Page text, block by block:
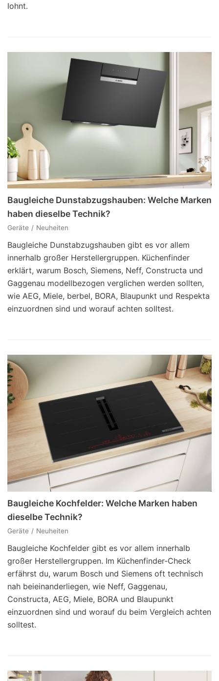
lohnt.
Baugleiche Dunstabzugshauben: Welche Marken
haben dieselbe Technik?
Geräte Neuheiten
Baugleiche Dunstabzugshauben gibt es vor allem
innerhalb großer Herstellergruppen. Küchenfinder
erklärt, warum Bosch, Siemens, Neff, Constructa und
Gaggenau modellbezogen verglichen werden sollten,
wie AEG, Miele, berbel, BORA, Blaupunkt und Respekta
einzuordnen sind und worauf achten solltest.
Baugleiche Kochfelder: Welche Marken haben
dieselbe Technik?
Geräte Neuheiten
Baugleiche Kochfelder gibt es vor allem innerhalb
großer Herstellergruppen. Im Küchenfinder-Check
erfährst du, warum Bosch und Siemens oft technisch
nah beieinanderliegen, wie Neff, Gaggenau,
Constructa, AEG, Miele, BORA und Blaupunkt
einzuordnen sind und worauf du beim Vergleich achten
solltest.